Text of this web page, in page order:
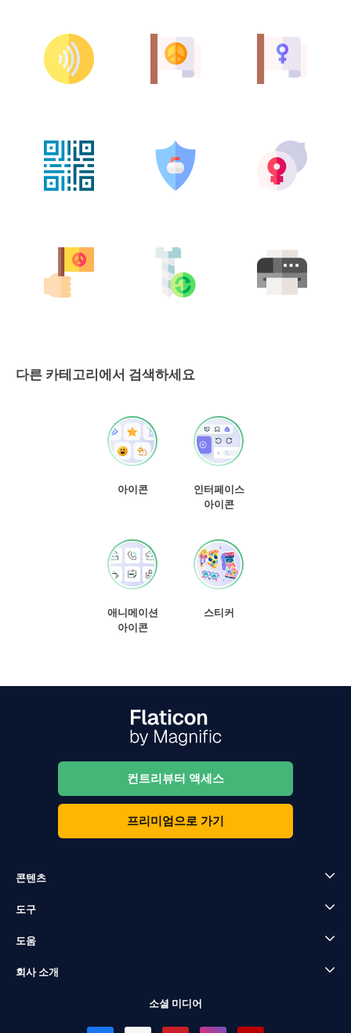
다른 카테고리에서 검색하세요
아이콘
인터페이스
아이콘
애니메이션
아이콘
스티커
컨트리뷰터 액세스
프리미엄으로 가기
콘텐츠
도구
도움
회사 소개
소셜 미디어